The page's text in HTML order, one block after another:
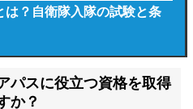
は？自衛隊入隊の試験と条
パスに役立つ資格を取得
か？